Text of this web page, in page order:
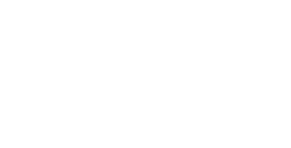
FPT-IVECO-WORKSHOP